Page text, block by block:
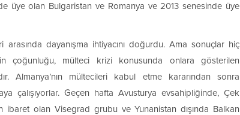
üye olan Bulgaristan ve Romanya ve 2013 senesinde üye
dayanışma ihtiyacını doğurdu. Ama sonuçlar hiç
mülteci krizi konusunda onlara gösterilen
Almanya’nın mültecileri kabul etme kararından sonra
çalışıyorlar. Geçen hafta Avusturya evsahipliğinde, Çek
ibaret olan Visegrad grubu ve Yunanistan dışında Balkan